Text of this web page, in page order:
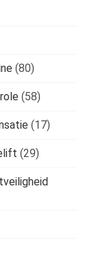
(80)
(58)
(17)
(29)